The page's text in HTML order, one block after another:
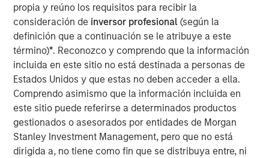
propia y reúno los requisitos para recibir la
consideración de inversor profesional(según la
definición que a continuación se le atribuye a este
término)*. Reconozco y comprendo que la información
incluida en este sitio no está destinada a personas de
Estados Unidos y que estas no deben acceder a ella.
Comprendo asimismo que la información incluida en
este sitio puede referirse a determinados productos
gestionados o asesorados por entidades de Morgan
Stanley Investment Management, pero que no está
dirigida a, no tiene como fin que se distribuya entre, ni
Head of Morgan Stanley Capital Partners (MSCP), Aaron
Sack, joined Churchill’s Private Capital Call podcast with
host Randy Schwimmer to share his insights on the
evolving private equity landscape. He discusses how
MSCP drives operational value, partners with founders,
and empowers small and midsize businesses to thrive in
a crowded market. He also reflects on his 30 years of
experience in the industry and offers key guidance for
young professionals looking to establish their own private
equity careers.